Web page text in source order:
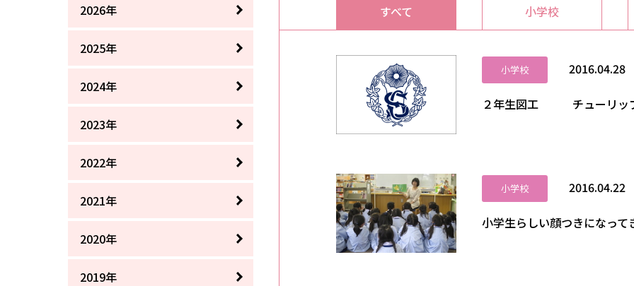
すべて 小学校
小学校 2016.04.28
２年生図工 チューリッ
小学校 2016.04.22
小学生らしい顔つきになって
2026年
2025年
2024年
2023年
2022年
2021年
2020年
2019年